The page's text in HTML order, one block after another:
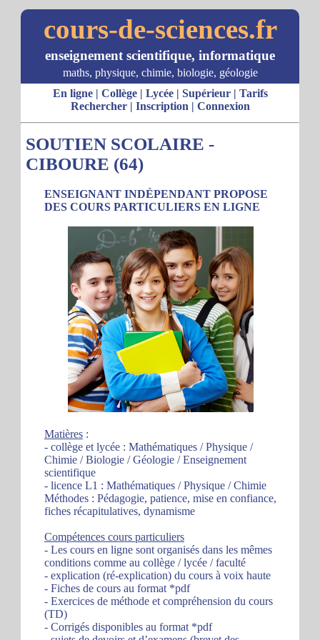
cours-de-sciences.fr
enseignement scientifique, informatique
maths, physique, chimie, biologie, géologie
En ligne| Collège| Lycée| Supérieur| Tarifs
Rechercher| Inscription | Connexion
SOUTIEN SCOLAIRE -
CIBOURE (64)
ENSEIGNANT INDÉPENDANT PROPOSE
DES COURS PARTICULIERS EN LIGNE
Matières :
- collège et lycée : Mathématiques / Physique /
Chimie / Biologie / Géologie / Enseignement
scientifique
- licence L1 : Mathématiques / Physique / Chimie
Méthodes : Pédagogie, patience, mise en confiance,
fiches récapitulatives, dynamisme
Compétences cours particuliers
- Les cours en ligne sont organisés dans les mêmes
conditions comme au collège / lycée / faculté
- explication (ré-explication) du cours à voix haute
- Fiches de cours au format *pdf
- Exercices de méthode et compréhension du cours
(TD)
- Corrigés disponibles au format *pdf